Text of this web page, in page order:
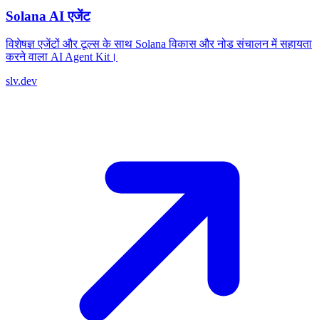
Solana AI एजेंट
विशेषज्ञ एजेंटों और टूल्स के साथ Solana विकास और नोड संचालन में सहायता
करने वाला AI Agent Kit।
slv.dev